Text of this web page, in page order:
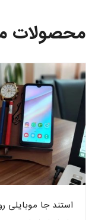
محصولات
استند جا موبایلی